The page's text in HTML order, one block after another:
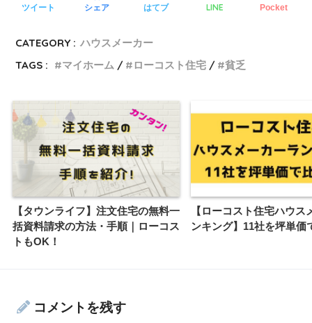
ツイート シェア はてブ LINE Pocket
CATEGORY : ハウスメーカー
TAGS :
マイホーム ローコスト住宅 貧乏
【タウンライフ】注文住宅の無料一
括資料請求の方法・手順｜ローコス
トもOK！
【ローコスト住宅ハウス
ンキング】11社を坪単価
コメントを残す